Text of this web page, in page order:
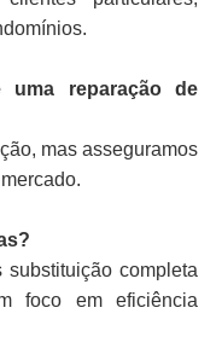
reparação de
mas asseguramos
completa
foco em eficiência